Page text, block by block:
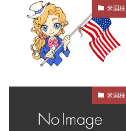
米国株
米国株